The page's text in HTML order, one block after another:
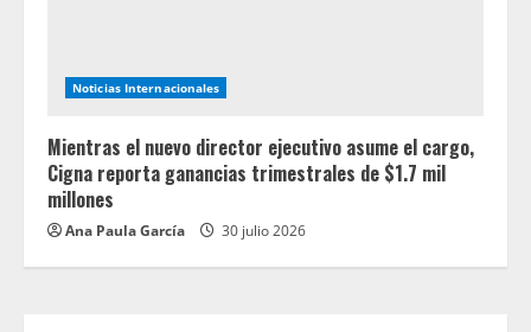
Noticias Internacionales
Mientras el nuevo director ejecutivo asume el cargo,
Cigna reporta ganancias trimestrales de $1.7 mil
millones
Ana Paula García 30 julio 2026